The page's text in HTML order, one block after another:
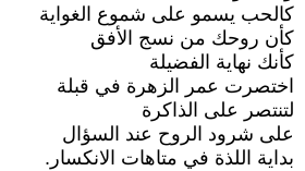
كالحب يسمو على شموع الغواية
كأن روحك من نسج الأفق
كأنك نهاية الفضيلة
اختصرت عمر الزهرة في قبلة
لتنتصر على الذاكرة
على شرود الروح عند السؤال
بداية اللذة في متاهات الانكسار.